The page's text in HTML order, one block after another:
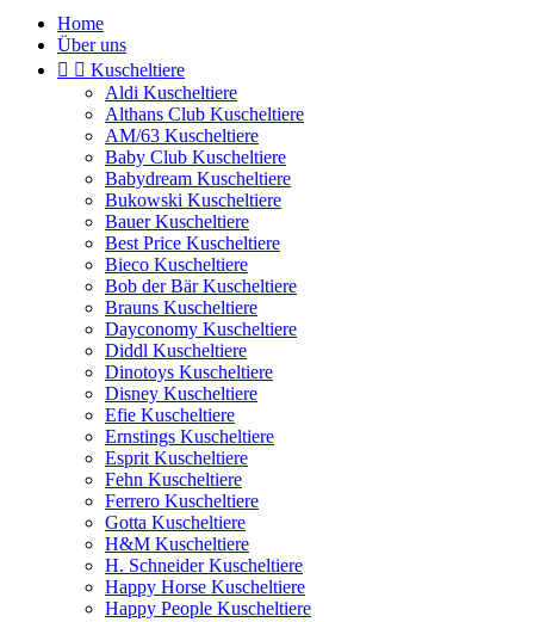
Home
Über uns
  Kuscheltiere
Aldi Kuscheltiere
Althans Club Kuscheltiere
AM/63 Kuscheltiere
Baby Club Kuscheltiere
Babydream Kuscheltiere
Bukowski Kuscheltiere
Bauer Kuscheltiere
Best Price Kuscheltiere
Bieco Kuscheltiere
Bob der Bär Kuscheltiere
Brauns Kuscheltiere
Dayconomy Kuscheltiere
Diddl Kuscheltiere
Dinotoys Kuscheltiere
Disney Kuscheltiere
Efie Kuscheltiere
Ernstings Kuscheltiere
Esprit Kuscheltiere
Fehn Kuscheltiere
Ferrero Kuscheltiere
Gotta Kuscheltiere
H&M Kuscheltiere
H. Schneider Kuscheltiere
Happy Horse Kuscheltiere
Happy People Kuscheltiere